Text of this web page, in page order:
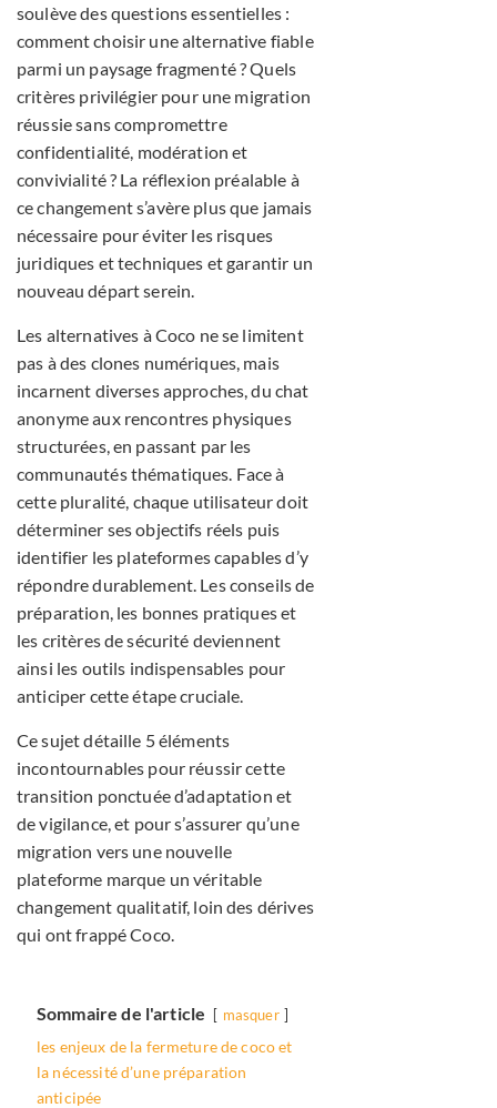
soulève des questions essentielles :
comment choisir une alternative fiable
parmi un paysage fragmenté ? Quels
critères privilégier pour une migration
réussie sans compromettre
confidentialité, modération et
convivialité ? La réflexion préalable à
ce changement s’avère plus que jamais
nécessaire pour éviter les risques
juridiques et techniques et garantir un
nouveau départ serein.
Les alternatives à Coco ne se limitent
pas à des clones numériques, mais
incarnent diverses approches, du chat
anonyme aux rencontres physiques
structurées, en passant par les
communautés thématiques. Face à
cette pluralité, chaque utilisateur doit
déterminer ses objectifs réels puis
identifier les plateformes capables d’y
répondre durablement. Les conseils de
préparation, les bonnes pratiques et
les critères de sécurité deviennent
ainsi les outils indispensables pour
anticiper cette étape cruciale.
Ce sujet détaille 5 éléments
incontournables pour réussir cette
transition ponctuée d’adaptation et
de vigilance, et pour s’assurer qu’une
migration vers une nouvelle
plateforme marque un véritable
changement qualitatif, loin des dérives
qui ont frappé Coco.
Sommaire de l'article masquer
les enjeux de la fermeture de coco et
la nécessité d’une préparation
anticipée